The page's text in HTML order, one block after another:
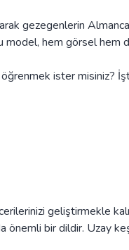
gezegenlerin
model, hem görsel hem
ister misiniz?
geliştirmekle
önemli bir dildir. Uzay